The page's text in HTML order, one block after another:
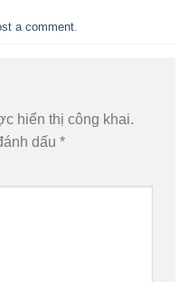
a comment.
hiển thị công khai.
dấu *